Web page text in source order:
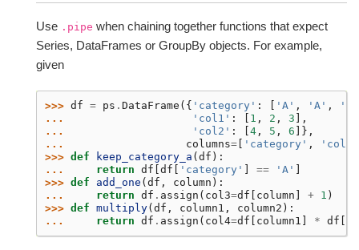
Use .pipe when chaining together functions that expect
Series, DataFrames or GroupBy objects. For example,
given
>>> df = ps . DataFrame ({ 'category' : [ 'A' , 'A' ,
'B'
...
'col1' : [ 1 , 2 , 3 ],
...
'col2' : [4 , 5 , 6 ]},
...
columns= [ 'category' ,
'col1'
>>> def keep_category_a (df ):
...
return df [df [ 'category' ] == 'A' ]
>>> def add_one (df , column ):
...
return df . assign ( col3=df [ column ] + 1 )
>>> def multiply(df , column1 , column2 ):
...
return df . assign ( col4=df [ column1 ] * df [